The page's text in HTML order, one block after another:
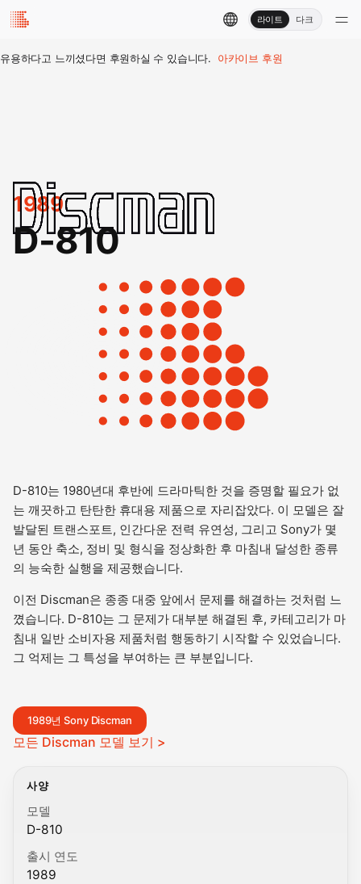
라이트 다크
유용하다고 느끼셨다면 후원하실 수 있습니다. 아카이브 후원
1989
D-810
D-810는 1980년대 후반에 드라마틱한 것을 증명할 필요가 없
는 깨끗하고 탄탄한 휴대용 제품으로 자리잡았다. 이 모델은 잘
발달된 트랜스포트, 인간다운 전력 유연성, 그리고 Sony가 몇
년 동안 축소, 정비 및 형식을 정상화한 후 마침내 달성한 종류
의 능숙한 실행을 제공했습니다.
이전 Discman은 종종 대중 앞에서 문제를 해결하는 것처럼 느
꼈습니다. D-810는 그 문제가 대부분 해결된 후, 카테고리가 마
침내 일반 소비자용 제품처럼 행동하기 시작할 수 있었습니다.
그 억제는 그 특성을 부여하는 큰 부분입니다.
1989년 Sony Discman
모든 Discman 모델 보기 >
사양
모델
D-810
출시 연도
1989